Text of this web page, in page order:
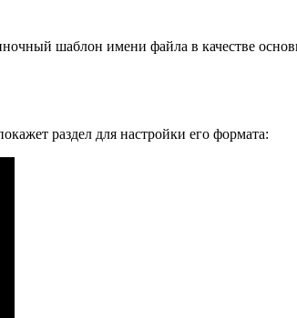
шаблон имени файла в качестве
раздел для настройки его формата: